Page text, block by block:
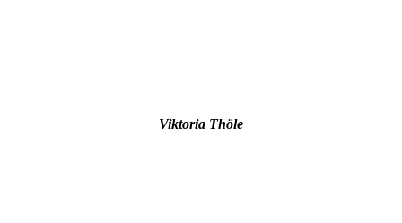
Viktoria Thöle